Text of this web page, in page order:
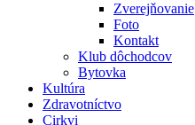
Zverejňovanie
Foto
Kontakt
Klub dôchodcov
Bytovka
Kultúra
Zdravotníctvo
Cirkvi